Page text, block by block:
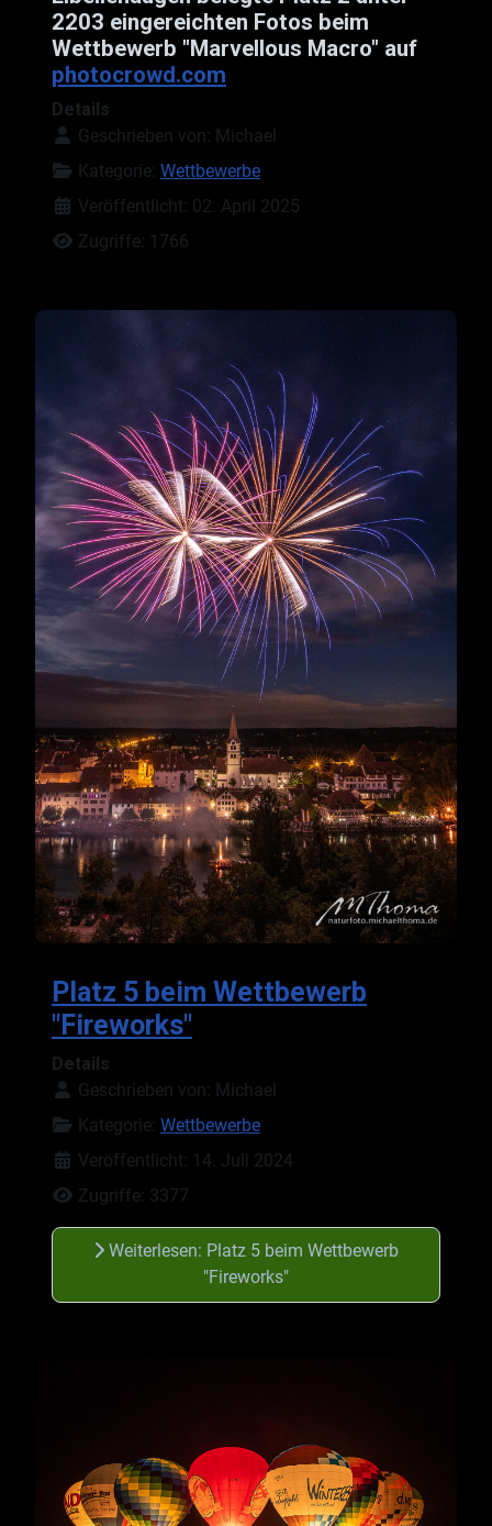
2203 eingereichten Fotos beim
Wettbewerb "Marvellous Macro" auf
photocrowd.com
Details
Geschrieben von:
Michael
Kategorie: Wettbewerbe
Veröffentlicht: 02. April 2025
Zugriffe: 1766
Platz 5 beim Wettbewerb
"Fireworks"
Details
Geschrieben von:
Michael
Kategorie: Wettbewerbe
Veröffentlicht: 14. Juli 2024
Zugriffe: 3377
Weiterlesen: Platz 5 beim Wettbewerb
"Fireworks"